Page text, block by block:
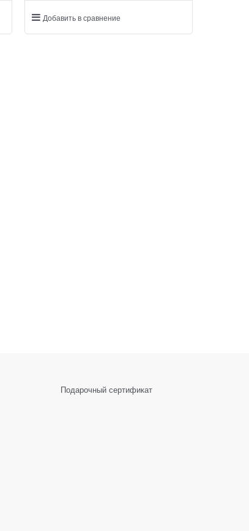
Добавить в сравнение
Подарочный сертификат